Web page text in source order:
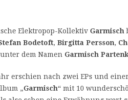
Elektropop-Kollektiv Garmisch
Bodetoft, Birgitta Persson,
dem Namen Garmisch
erschien nach zwei EPs und
„Garmisch“ mit 10